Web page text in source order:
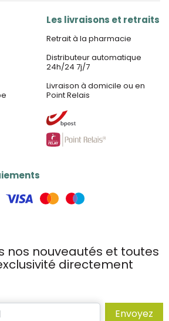
Les livraisons et retraits
Retrait à la pharmacie
Distributeur automatique
24h/24 7j/7
Livraison à domicile ou en
Point Relais
nos nouveautés et toutes
directement
Envoyez